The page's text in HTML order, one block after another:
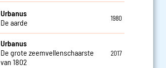
Urbanus
De aarde
1980
Urbanus
De grote zeemvellenschaarste
van 1802
2017